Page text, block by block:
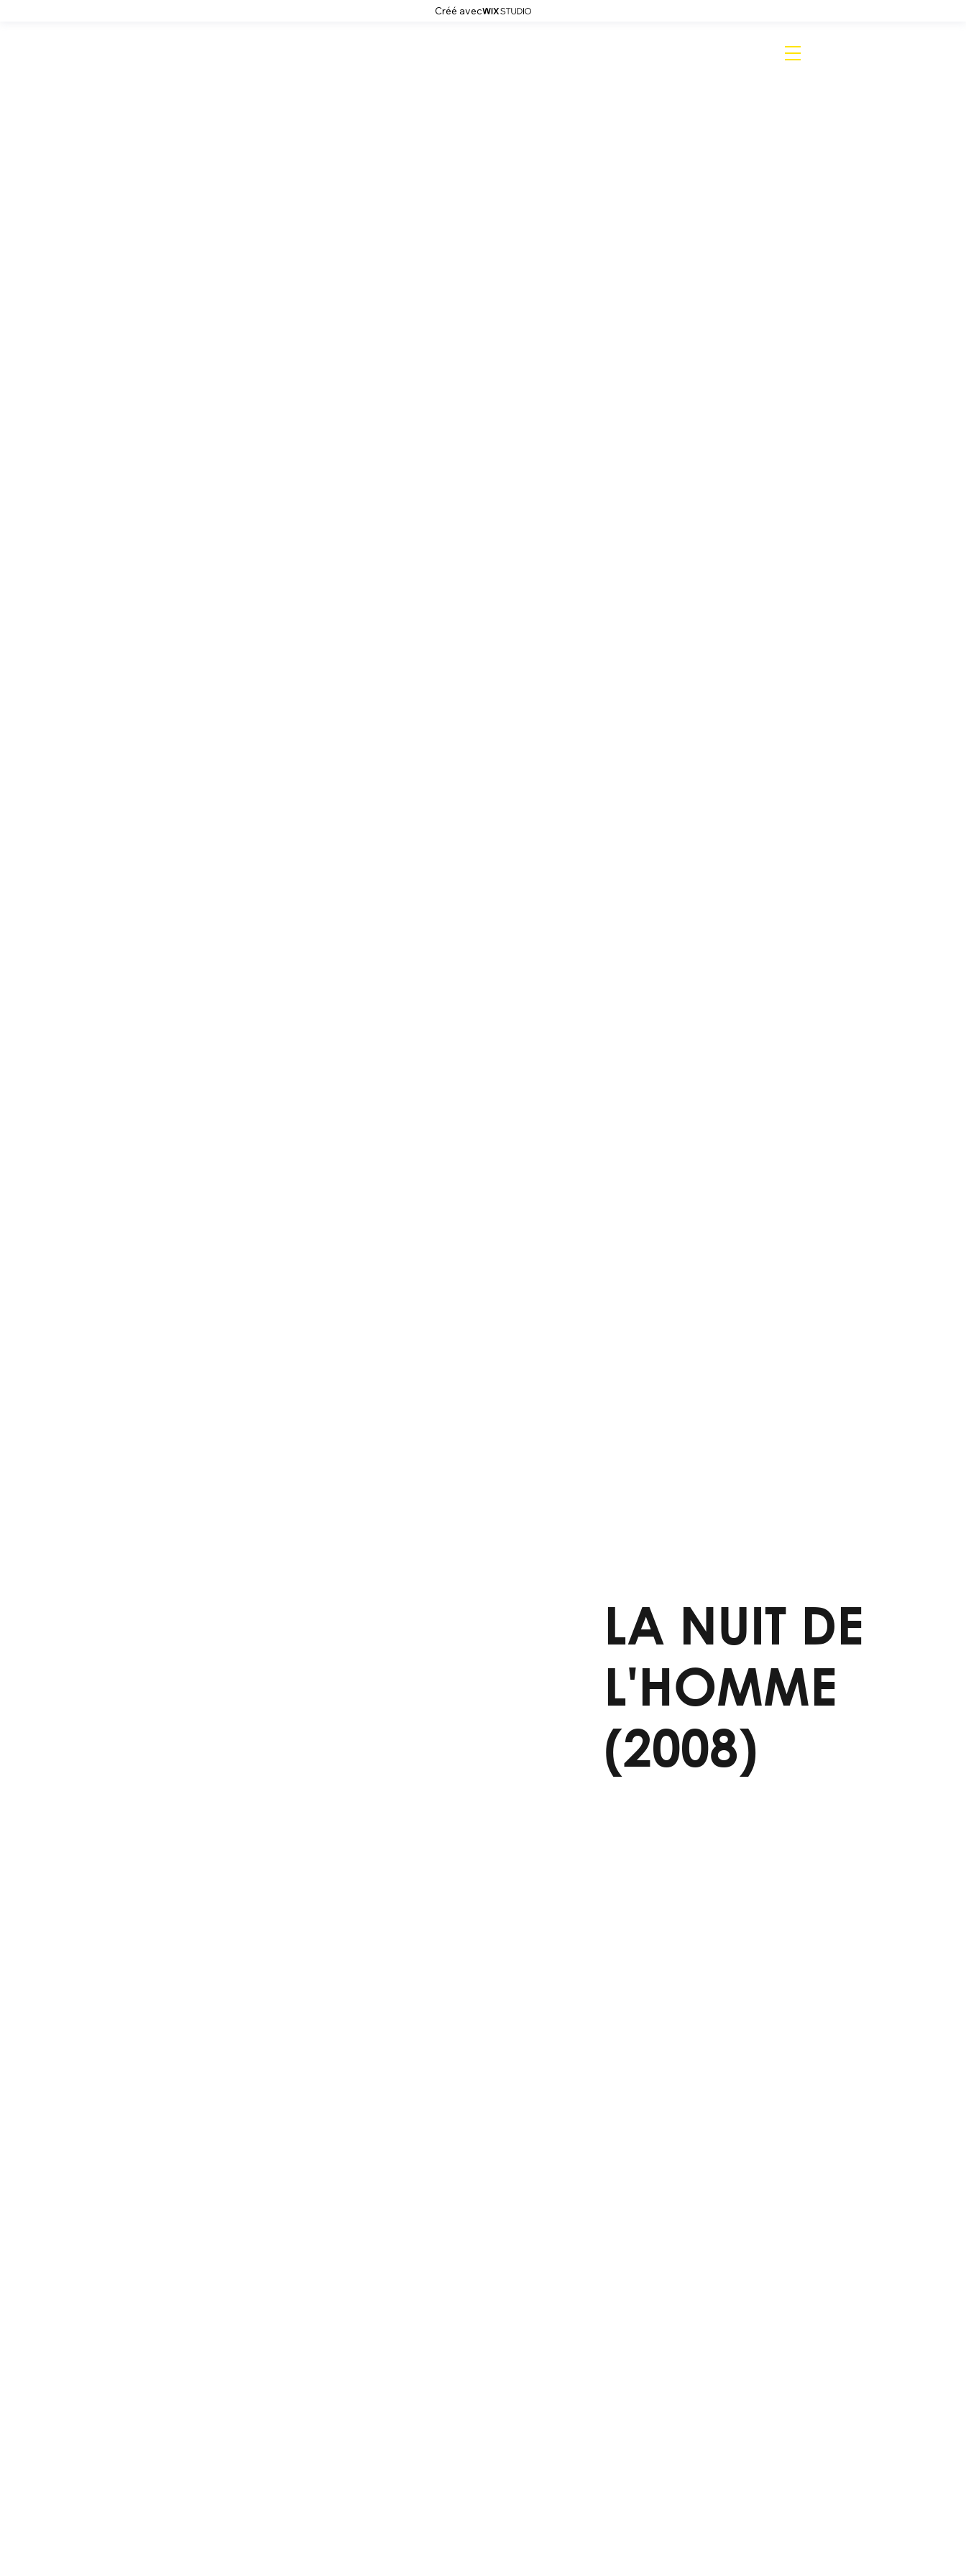
Créé avec
LA NUIT DE
L'HOMME
(2008)